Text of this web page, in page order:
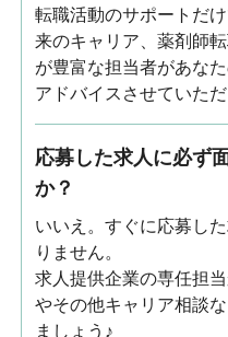
転職活動のサポートだ
来のキャリア、薬剤師
が豊富な担当者があな
アドバイスさせていただ
応募した求人に必ず
か？
いいえ。すぐに応募し
りません。
求人提供企業の専任担
やその他キャリア相談
ましょう♪